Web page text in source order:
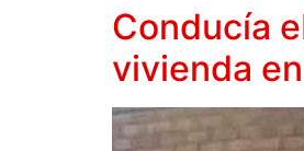
Conducía
vivienda